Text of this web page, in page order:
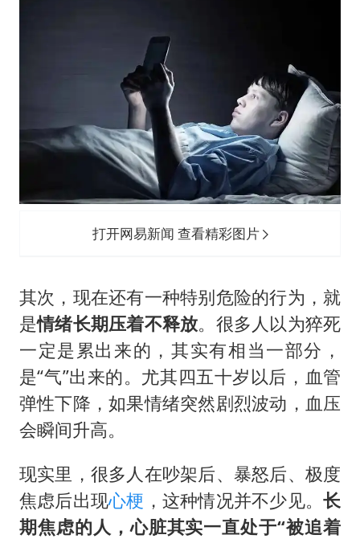
打开网易新闻 查看精彩图片
其次，现在还有一种特别危险的行为，就
是情绪长期压着不释放。很多人以为猝死
一定是累出来的，其实有相当一部分，
是“气”出来的。尤其四五十岁以后，血管
弹性下降，如果情绪突然剧烈波动，血压
会瞬间升高。
现实里，很多人在吵架后、暴怒后、极度
焦虑后出现心梗 ，这种情况并不少见。长
期焦虑的人，心脏其实一直处于“被追着